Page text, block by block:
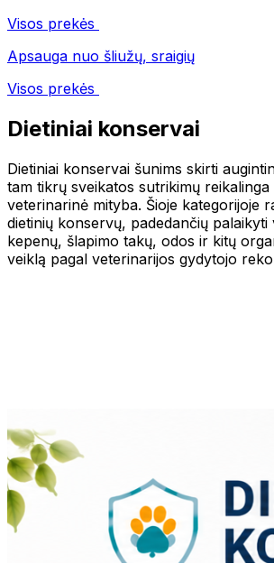
Visos prekės
Apsauga nuo šliužų, sraigių
Visos prekės
Dietiniai konservai
Dietiniai konservai šunims skirti
tam tikrų sveikatos sutrikimų reikalinga
veterinarinė mityba. Šioje kategorijoje
dietinių konservų, padedančių
kepenų, šlapimo takų, odos ir kitų
veiklą pagal veterinarijos gydytojo